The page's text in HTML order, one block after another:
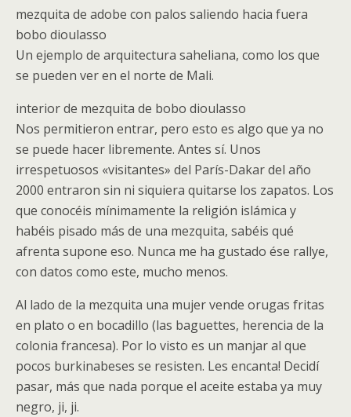
mezquita de adobe con palos saliendo hacia fuera
bobo dioulasso
Un ejemplo de arquitectura saheliana, como los que
se pueden ver en el norte de Mali.
interior de mezquita de bobo dioulasso
Nos permitieron entrar, pero esto es algo que ya no
se puede hacer libremente. Antes sí. Unos
irrespetuosos «visitantes» del París-Dakar del año
2000 entraron sin ni siquiera quitarse los zapatos. Los
que conocéis mínimamente la religión islámica y
habéis pisado más de una mezquita, sabéis qué
afrenta supone eso. Nunca me ha gustado ése rallye,
con datos como este, mucho menos.
Al lado de la mezquita una mujer vende orugas fritas
en plato o en bocadillo (las baguettes, herencia de la
colonia francesa). Por lo visto es un manjar al que
pocos burkinabeses se resisten. Les encanta! Decidí
pasar, más que nada porque el aceite estaba ya muy
negro, ji, ji.